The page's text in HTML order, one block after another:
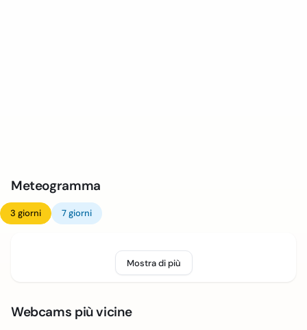
Meteogramma
3 giorni 7 giorni
Mostra di più
Webcams più vicine